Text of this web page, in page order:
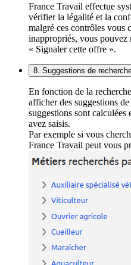
France Travail effectue
vérifier la légalité et la
malgré ces contrôles vous
inappropriés, vous pouvez
« Signaler cette offre ».
8. Suggestions de
En fonction de la
afficher des suggestions
suggestions sont
avez saisis.
Par exemple si vous
France Travail peut vous